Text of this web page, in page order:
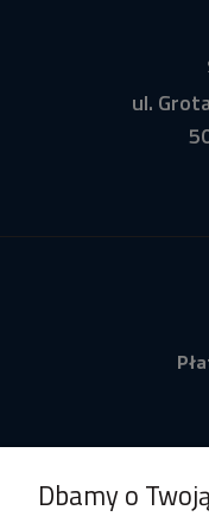
ul.
Dbamy o